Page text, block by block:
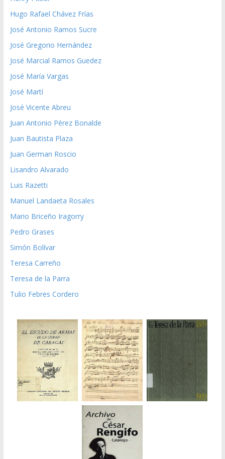
Hugo Rafael Chávez Frías
José Antonio Ramos Sucre
José Gregorio Hernández
José Marcial Ramos Guedez
José María Vargas
José Martí
José Vicente Abreu
Juan Antonio Pérez Bonalde
Juan Bautista Plaza
Juan German Roscio
Lisandro Alvarado
Luis Razetti
Manuel Landaeta Rosales
Mario Briceño Iragorry
Pedro Grases
Simón Bolívar
Teresa Carreño
Teresa de la Parra
Tulio Febres Cordero